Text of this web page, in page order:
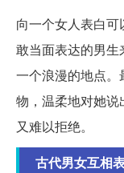
向一个女人表白
敢当面表达的男
一个浪漫的地点
物，温柔地对她
又难以拒绝。
古代男女互相